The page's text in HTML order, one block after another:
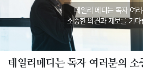
데일리 메디는 독자 여
소중한 의견과 제보를 기
데일리메디는 독자 여러분의